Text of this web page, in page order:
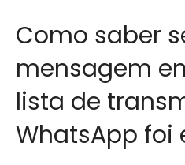
Como saber
mensagem
lista de
WhatsApp foi